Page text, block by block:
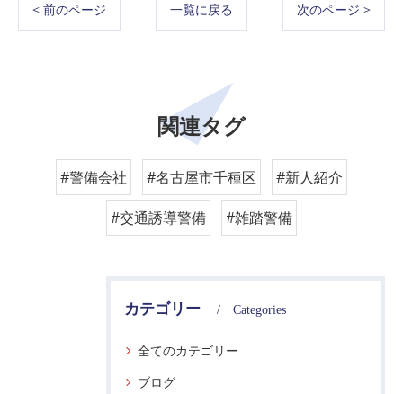
< 前のページ 一覧に戻る 次のページ >
関連タグ
#警備会社 #名古屋市千種区 #新人紹介
#交通誘導警備 #雑踏警備
カテゴリー Categories
全てのカテゴリー
ブログ